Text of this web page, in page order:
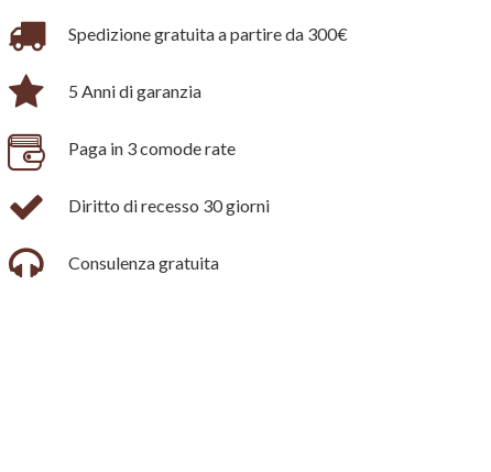
Spedizione gratuita a partire da 300€
5 Anni di garanzia
Paga in 3 comode rate
Diritto di recesso 30 giorni
Consulenza gratuita